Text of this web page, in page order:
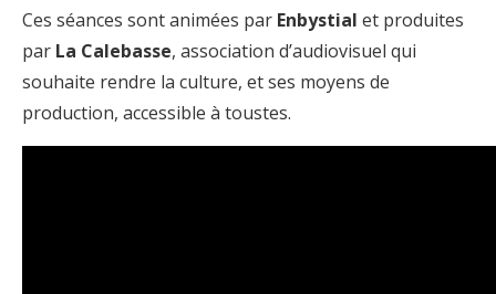
Ces séances sont animées par Enbystial et produites
par La Calebasse, association d’audiovisuel qui
souhaite rendre la culture, et ses moyens de
production, accessible à toustes.